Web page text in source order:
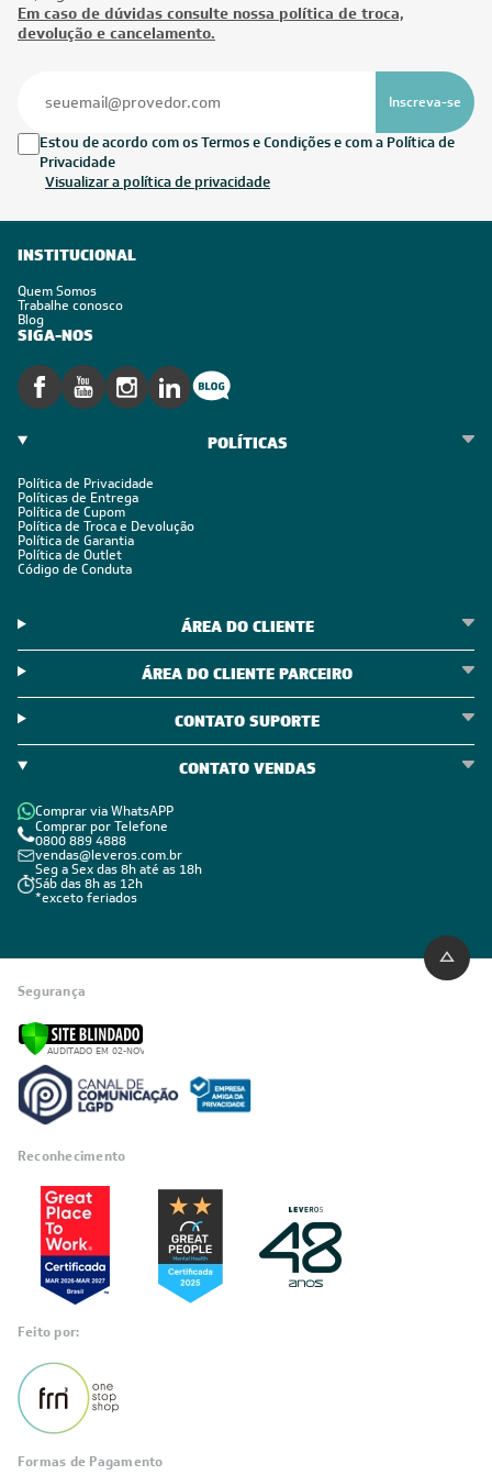
Em caso de dúvidas consulte nossa política de troca,
devolução e cancelamento.
Inscreva-se
Estou de acordo com os Termos e Condições e com a Política de
Privacidade
Visualizar a política de privacidade
INSTITUCIONAL
Quem Somos
Trabalhe conosco
Blog
SIGA-NOS
POLÍTICAS
Política de Privacidade
Políticas de Entrega
Política de Cupom
Política de Troca e Devolução
Política de Garantia
Política de Outlet
Código de Conduta
ÁREA DO CLIENTE
ÁREA DO CLIENTE PARCEIRO
CONTATO SUPORTE
CONTATO VENDAS
Comprar via WhatsAPP
Comprar por Telefone
0800 889 4888
vendas@leveros.com.br
Seg a Sex das 8h até as 18h
Sáb das 8h as 12h
*exceto feriados
Segurança
Reconhecimento
Feito por:
Formas de Pagamento